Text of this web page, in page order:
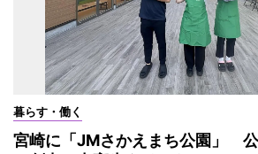
暮らす・働く
宮崎に「JMさかえまち公園」